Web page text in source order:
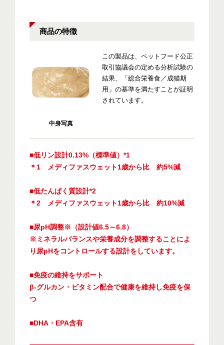
商品の特徴
中身写真
この製品は、ペットフード公正
取引協議会の定める分析試験の
結果、「総合栄養食／成猫期
用」の基準を満たすことが証明
されています。
■低リン設計0.13%（標準値）*1
＊1 メディファスウェット1歳から比 約5%減
■低たんぱく質設計*2
＊2 メディファスウェット1歳から比 約10%減
■尿pH調整※（設計値6.5～6.8）
※ミネラルバランスや栄養成分を調整することによ
り尿pHをコントロールする設計をしています。
■免疫の維持をサポート
β-グルカン・ビタミン配合で健康を維持し免疫を保
つ
■DHA・EPA含有